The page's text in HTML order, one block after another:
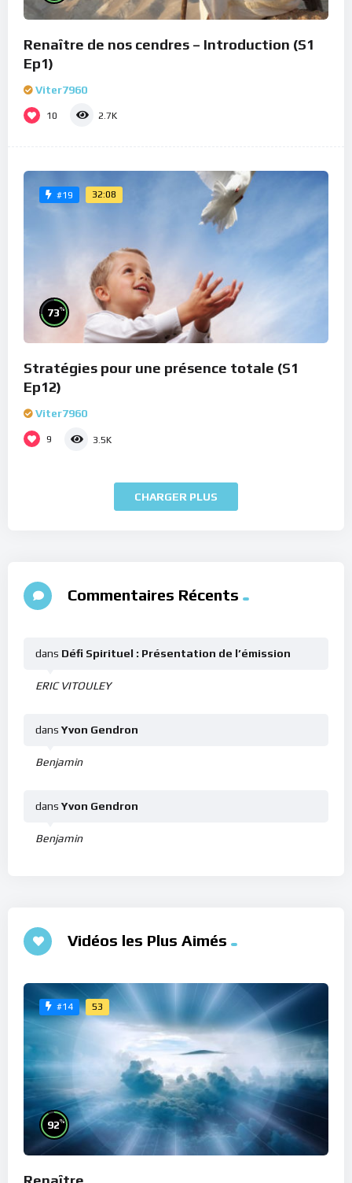
Renaître de nos cendres – Introduction (S1
Ep1)
Viter7960
10 2.7K
#19 32:08
73%
Stratégies pour une présence totale (S1
Ep12)
Viter7960
9 3.5K
CHARGER PLUS
Commentaires Récents
ERIC VITOULEY
dans Défi Spirituel : Présentation de l’émission
Benjamin
dans Yvon Gendron
Benjamin
dans Yvon Gendron
Vidéos les Plus Aimés
#14 53
92%